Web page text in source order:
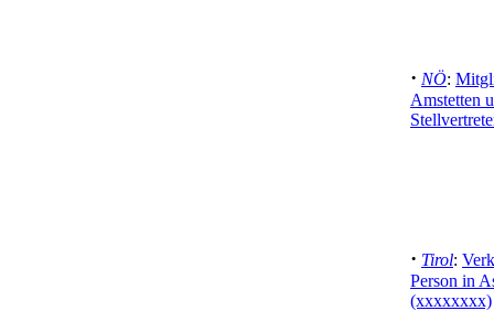
· NÖ:
Amstetten
· Tirol:
Person in
(xxxxxxxx)